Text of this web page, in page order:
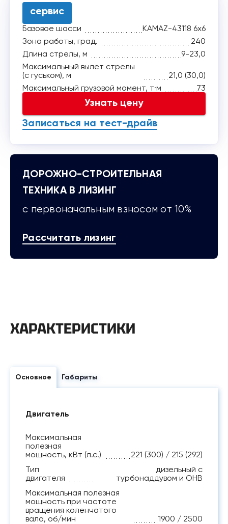
сервис
Базовое шасси
KAMAZ-43118 6х6
Зона работы, град.
240
Длина стрелы, м
9-23,0
Максимальный вылет стрелы
(с гуськом), м
21,0 (30,0)
Максимальный грузовой момент, т·м
73
Узнать цену
Записаться на тест-драйв
ДОРОЖНО-СТРОИТЕЛЬНАЯ
ТЕХНИКА В ЛИЗИНГ
с первоначальным взносом от 10%
Рассчитать лизинг
ХАРАКТЕРИСТИКИ
Основное Габариты
Двигатель
Максимальная
полезная
мощность, кВт (л.с.)
221 (300) / 215 (292)
Тип
двигателя
дизельный с
турбонаддувом и ОНВ
Максимальная полезная
мощность при частоте
вращения коленчатого
вала, об/мин
1900 / 2500